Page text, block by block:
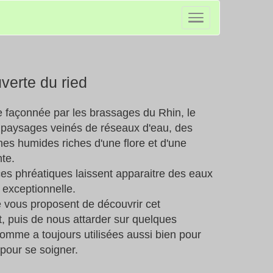
du ried
façonnée par les brassages du Rhin, le
veinés de réseaux d'eau, des
humides riches d'une flore et d'une
phréatiques laissent apparaitre des eaux
exceptionnelle.
vous proposent de découvrir cet
puis de nous attarder sur quelques
a toujours utilisées aussi bien pour
se soigner.